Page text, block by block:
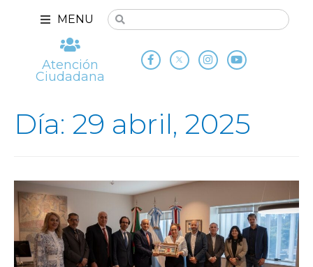
MENU
Atención
Ciudadana
Día: 29 abril, 2025